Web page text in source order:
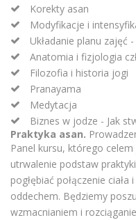
Korekty asan
Modyfikacje i
Układanie planu zajęć
Anatomia i fizjologia
Filozofia i historia jogi
Pranayama
Medytacja
Biznes w jodze - Jak
Praktyka asan.
Panel kursu, którego
utrwalenie podstaw
pogłębiać połączenie
oddechem. Będziemy
wzmacnianiem i